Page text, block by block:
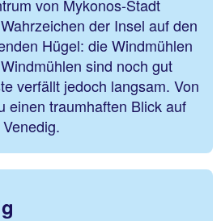
von Mykonos-Stadt
der Insel auf den
Hügel: die Windmühlen
sind noch gut
verfällt jedoch langsam. Von
einen traumhaften Blick auf